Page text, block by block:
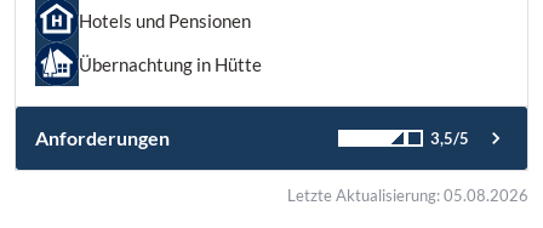
Hotels und Pensionen
Übernachtung in Hütte
Anforderungen 3,5/5
Letzte Aktualisierung: 05.08.2026